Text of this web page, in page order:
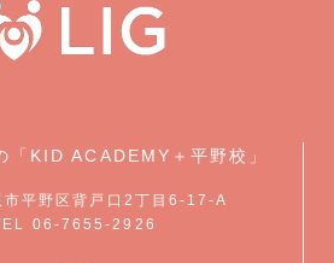
「KID ACADEMY＋平野校」
市平野区背戸口2丁目6-17-A
06-7655-2926